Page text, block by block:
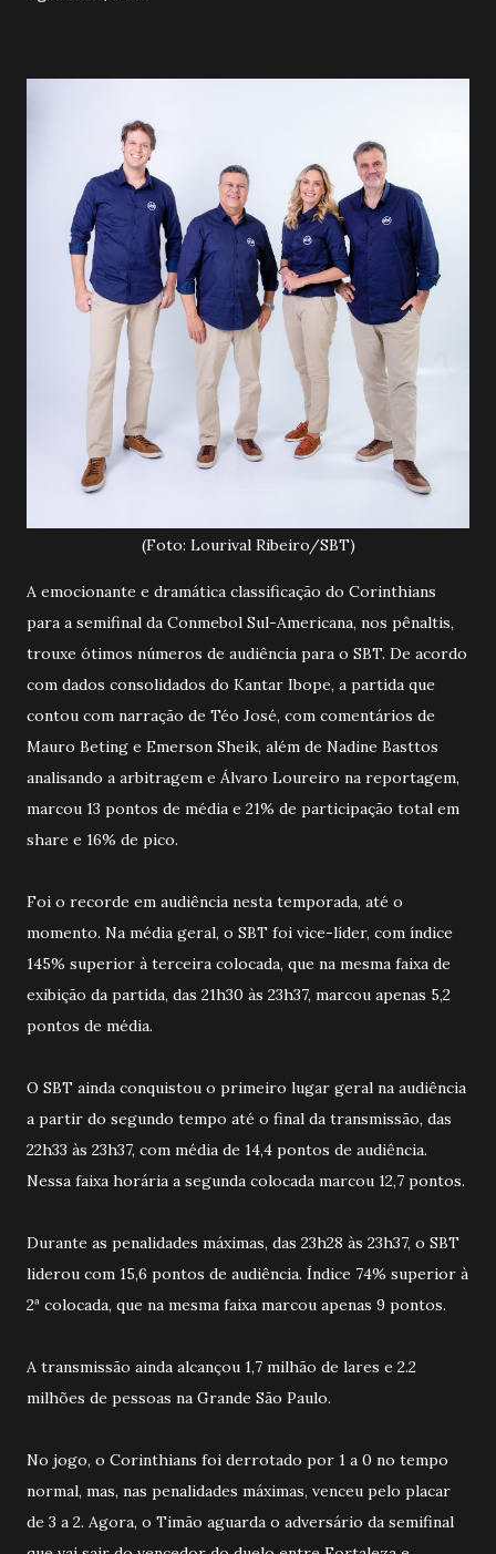
(Foto: Lourival Ribeiro/SBT)
A emocionante e dramática classificação do Corinthians
para a semifinal da Conmebol Sul-Americana, nos pênaltis,
trouxe ótimos números de audiência para o SBT. De acordo
com dados consolidados do Kantar Ibope, a partida que
contou com narração de Téo José, com comentários de
Mauro Beting e Emerson Sheik, além de Nadine Basttos
analisando a arbitragem e Álvaro Loureiro na reportagem,
marcou 13 pontos de média e 21% de participação total em
share e 16% de pico.
Foi o recorde em audiência nesta temporada, até o
momento. Na média geral, o SBT foi vice-líder, com índice
145% superior à terceira colocada, que na mesma faixa de
exibição da partida, das 21h30 às 23h37, marcou apenas 5,2
pontos de média.
O SBT ainda conquistou o primeiro lugar geral na audiência
a partir do segundo tempo até o final da transmissão, das
22h33 às 23h37, com média de 14,4 pontos de audiência.
Nessa faixa horária a segunda colocada marcou 12,7 pontos.
Durante as penalidades máximas, das 23h28 às 23h37, o SBT
liderou com 15,6 pontos de audiência. Índice 74% superior à
2ª colocada, que na mesma faixa marcou apenas 9 pontos.
A transmissão ainda alcançou 1,7 milhão de lares e 2.2
milhões de pessoas na Grande São Paulo.
No jogo, o Corinthians foi derrotado por 1 a 0 no tempo
normal, mas, nas penalidades máximas, venceu pelo placar
de 3 a 2. Agora, o Timão aguarda o adversário da semifinal